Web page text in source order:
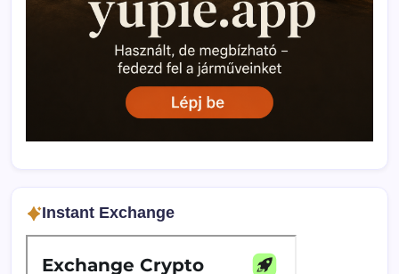
Instant Exchange